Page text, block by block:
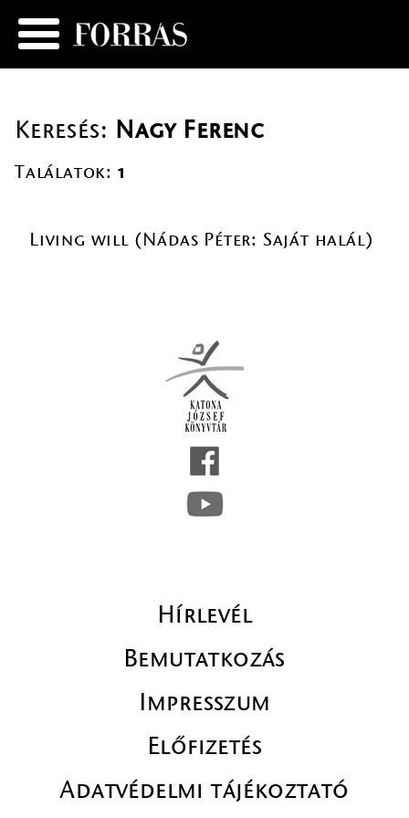
Keresés: Nagy Ferenc
Találatok: 1
Living will (Nádas Péter: Saját halál)
Hírlevél
Bemutatkozás
Impresszum
Előfizetés
Adatvédelmi tájékoztató